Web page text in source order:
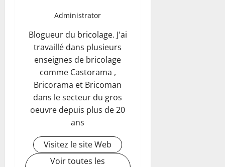
Administrator
Blogueur du bricolage. J'ai
travaillé dans plusieurs
enseignes de bricolage
comme Castorama ,
Bricorama et Bricoman
dans le secteur du gros
oeuvre depuis plus de 20
ans
Visitez le site Web
Voir toutes les